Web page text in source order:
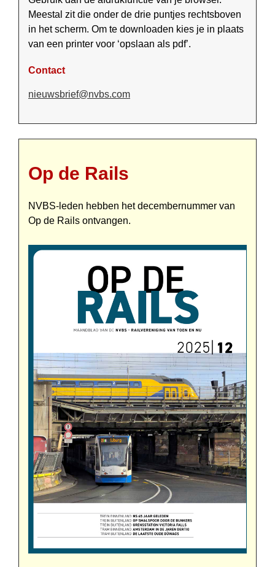
Mees­tal zit die onder de drie puntjes rechts­boven
in het scherm. Om te down­loaden kies je in plaats
van een printer voor ‘opslaan als pdf’.
Contact
nieuwsbrief@nvbs.com
Op de Rails
NVBS-leden hebben het december­nummer van
Op de Rails ontvangen.